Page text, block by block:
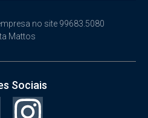
no site 99683.5080
Mattos
Sociais